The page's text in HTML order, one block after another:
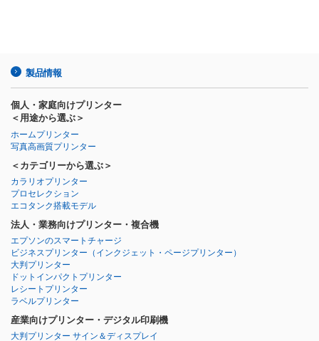
製品情報
個人・家庭向けプリンター
＜用途から選ぶ＞
ホームプリンター
写真高画質プリンター
＜カテゴリーから選ぶ＞
カラリオプリンター
プロセレクション
エコタンク搭載モデル
法人・業務向けプリンター・複合機
エプソンのスマートチャージ
ビジネスプリンター （インクジェット・ページプリンター）
大判プリンター
ドットインパクトプリンター
レシートプリンター
ラベルプリンター
産業向けプリンター・デジタル印刷機
大判プリンター サイン＆ディスプレイ